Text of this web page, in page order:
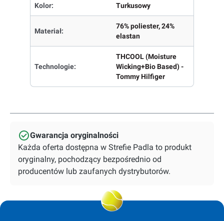
Kolor: Turkusowy
Materiał:
76% poliester, 24%
elastan
Technologie:
THCOOL (Moisture
Wicking+Bio Based) -
Tommy Hilfiger
Gwarancja oryginalności
Każda oferta dostępna w Strefie Padla to produkt
oryginalny, pochodzący bezpośrednio od
producentów lub zaufanych dystrybutorów.